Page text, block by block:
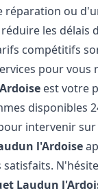
réparation ou
les
compétitifs
pour vous
est votre
disponibles
intervenir
l'Ardoise
Laudun